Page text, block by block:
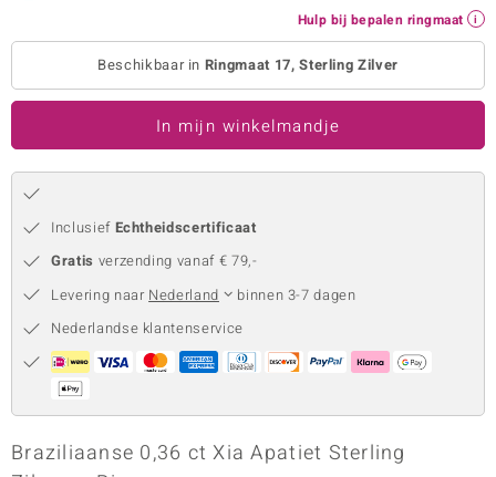
Collection
Hulp bij bepalen ringmaat
Beschikbaar in Ringmaat 17, Sterling Zilver
In mijn winkelmandje
Inclusief Echtheidscertificaat
Gratis verzending vanaf € 79,-
Levering naar Nederland
binnen 3-7 dagen
Nederlandse klantenservice
Braziliaanse 0,36 ct Xia Apatiet Sterling